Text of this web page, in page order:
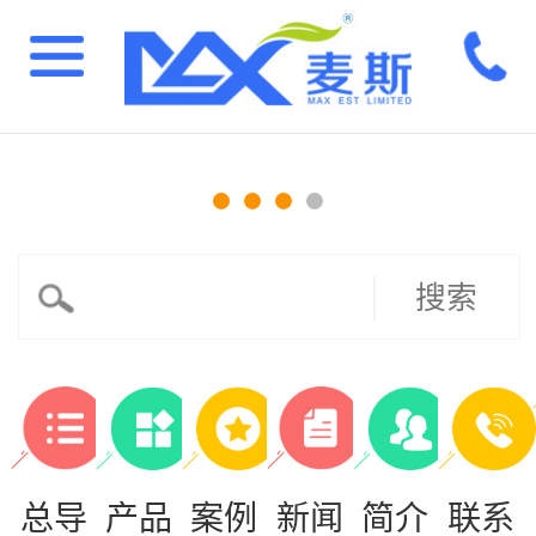
搜索
总导 产品 案例 新闻 简介 联系